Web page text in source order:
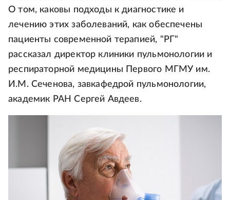
О том, каковы подходы к диагностике и
лечению этих заболеваний, как обеспечены
пациенты современной терапией, "РГ"
рассказал директор клиники пульмонологии и
респираторной медицины Первого МГМУ им.
И.М. Сеченова, завкафедрой пульмонологии,
академик РАН Сергей Авдеев.